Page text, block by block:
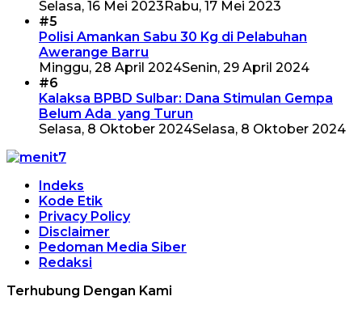
Selasa, 16 Mei 2023 Rabu, 17 Mei 2023
#5
Polisi Amankan Sabu 30 Kg di Pelabuhan
Awerange Barru
Minggu, 28 April 2024Senin, 29 April 2024
#6
Kalaksa BPBD Sulbar: Dana Stimulan Gempa
Belum Ada yang Turun
Selasa, 8 Oktober 2024Selasa, 8 Oktober 2024
Indeks
Kode Etik
Privacy Policy
Disclaimer
Pedoman Media Siber
Redaksi
Terhubung Dengan Kami